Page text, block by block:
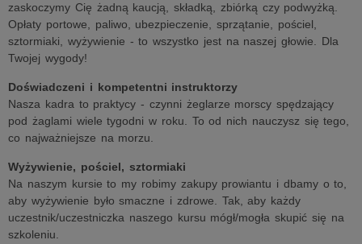
zaskoczymy Cię żadną kaucją, składką, zbiórką czy podwyżką.
Opłaty portowe, paliwo, ubezpieczenie, sprzątanie, pościel,
sztormiaki, wyżywienie - to wszystko jest na naszej głowie. Dla
Twojej wygody!
Doświadczeni i kompetentni instruktorzy
Nasza kadra to praktycy - czynni żeglarze morscy spędzający
pod żaglami wiele tygodni w roku. To od nich nauczysz się tego,
co najważniejsze na morzu.
Wyżywienie, pościel, sztormiaki
Na naszym kursie to my robimy zakupy prowiantu i dbamy o to,
aby wyżywienie było smaczne i zdrowe. Tak, aby każdy
uczestnik/uczestniczka naszego kursu mógł/mogła skupić się na
szkoleniu.